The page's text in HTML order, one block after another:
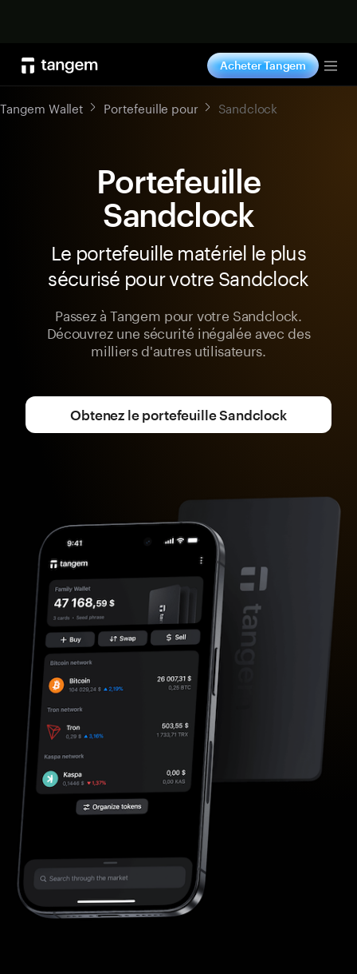
Acheter Tangem
Tangem Wallet Portefeuille pour Sandclock
Portefeuille
Sandclock
Le portefeuille matériel le plus
sécurisé pour votre Sandclock
Passez à Tangem pour votre Sandclock.
Découvrez une sécurité inégalée avec des
milliers d'autres utilisateurs.
Obtenez le portefeuille Sandclock